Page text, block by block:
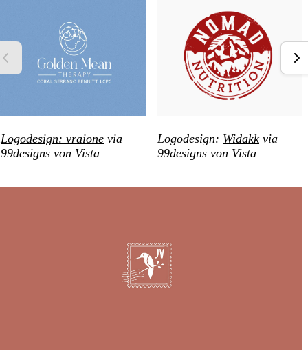
Logodesign: vraione via
99designs von Vista
Logodesign: Widakk via
99designs von Vista